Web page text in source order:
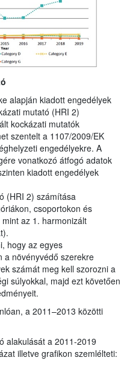
alapján kiadott engedélyek
mutató (HRI 2)
kockázati mutatók
szentelt a 1107/2009/EK
engedélyekre. A
vonatkozó átfogó adatok
kiadott engedélyek
(HRI 2) számítása
csoportokon és
az 1. harmonizált
hogy az egyes
a növényvédő szerekre
számát meg kell szorozni a
súlyokkal, majd ezt követően
a 2011–2013 közötti
alakulását a 2011-2019
illetve grafikon szemlélteti: